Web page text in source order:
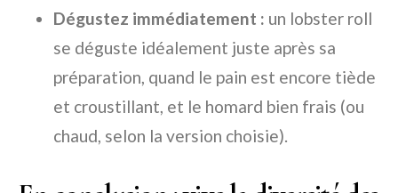
Dégustez immédiatement : un lobster roll
se déguste idéalement juste après sa
préparation, quand le pain est encore tiède
et croustillant, et le homard bien frais (ou
chaud, selon la version choisie).